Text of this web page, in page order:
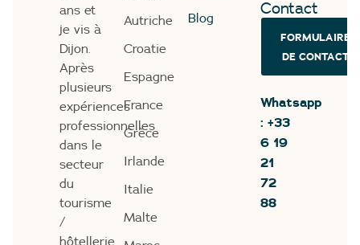
ans et
je vis à
Dijon.
Après
plusieurs
expériences
professionnelles
dans le
secteur
du
tourisme
/
hôtellerie
Autriche
Croatie
Espagne
France
Grèce
Irlande
Italie
Malte
Blog
Contact
FORMULAIRE
DE CONTACT
Whatsapp
: +33
6 19
21
72
88